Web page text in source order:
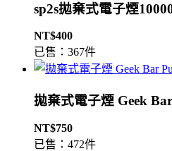
sp2s拋棄式電子煙
NT$400
已售：367件
拋棄式電子煙 Geek
NT$750
已售：472件